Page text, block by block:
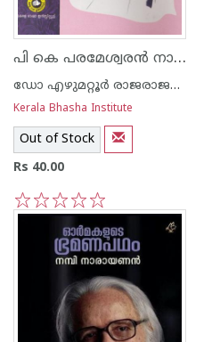
പി കെ പരമേശ്വരന്‍ നായര്‍
ഡോ എഴുമറ്റൂര്‍ രാജരാജവര്‍മ
Kerala Bhasha Institute
Out of Stock
Rs 40.00
5
4
3
2
1